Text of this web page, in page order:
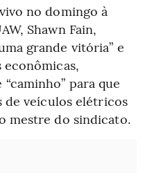
no domingo à
Shawn Fain,
grande vitória” e
para que
de veículos elétricos
mestre do sindicato.